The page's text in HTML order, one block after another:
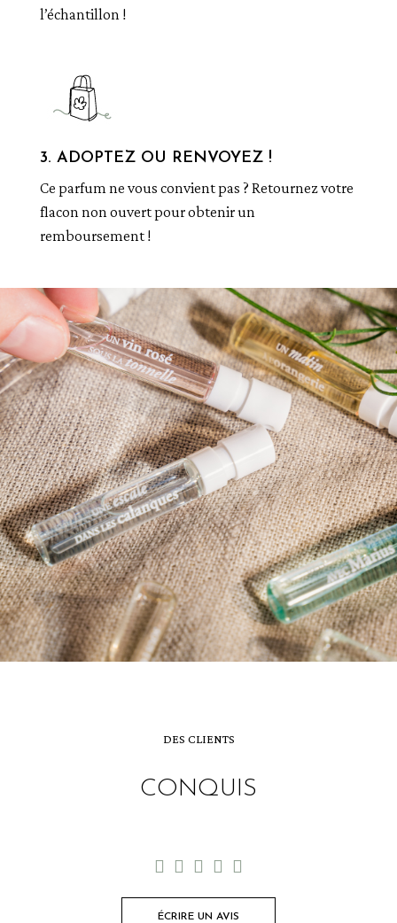
l’échantillon !
3. ADOPTEZ OU RENVOYEZ !
Ce parfum ne vous convient pas ? Retournez votre
flacon non ouvert pour obtenir un
remboursement !
DES CLIENTS
CONQUIS
    
ÉCRIRE UN AVIS